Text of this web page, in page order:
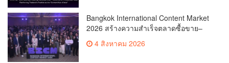
THB 2.2 Billion in Business
ValueReinforcing Thailand’s Position
as the “Content Hub of Asia”
Bangkok International Content Market
2026 สร้างความสำเร็จตลาดซื้อขาย–
ร่วมผลิตคอนเทนต์ภาพยนตร์และซีรีส์
ระดับนานาชาติเกิดการเจรจาธุรกิจกว่า
4 สิงหาคม 2026